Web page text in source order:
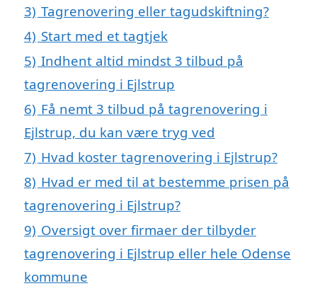
3) Tagrenovering eller tagudskiftning?
4) Start med et tagtjek
5) Indhent altid mindst 3 tilbud på
tagrenovering i Ejlstrup
6) Få nemt 3 tilbud på tagrenovering i
Ejlstrup, du kan være tryg ved
7) Hvad koster tagrenovering i Ejlstrup?
8) Hvad er med til at bestemme prisen på
tagrenovering i Ejlstrup?
9) Oversigt over firmaer der tilbyder
tagrenovering i Ejlstrup eller hele Odense
kommune